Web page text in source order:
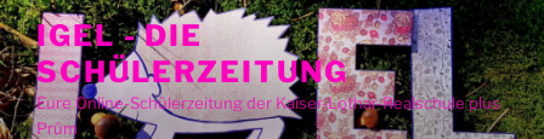
Zum
Inhalt
springen
IGEL - DIE
SCHÜLERZEITUNG
Eure Online-Schülerzeitung der Kaiser-Lothar-Realschule plus
Prüm